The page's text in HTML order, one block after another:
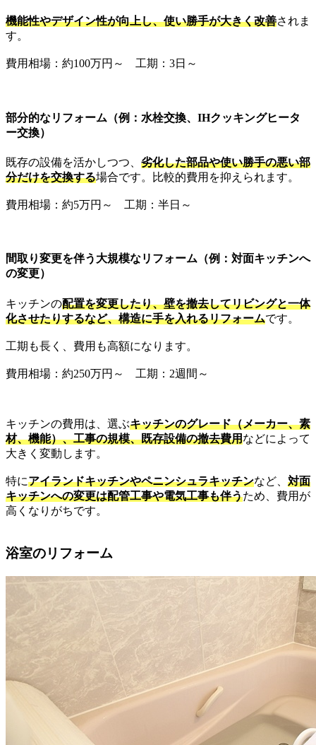
機能性やデザイン性が向上し、使い勝手が大きく改善されま
す。
費用相場：約100万円～ 工期：3日～
部分的なリフォーム（例：水栓交換、IHクッキングヒータ
ー交換）
既存の設備を活かしつつ、 劣化した部品や使い勝手の悪い部
分だけを交換する場合です。比較的費用を抑えられます。
費用相場：約5万円～ 工期：半日～
間取り変更を伴う大規模なリフォーム（例：対面キッチンへ
の変更）
キッチンの配置を変更したり、壁を撤去してリビングと一体
化させたりするなど、構造に手を入れるリフォームです。
工期も長く、費用も高額になります。
費用相場：約250万円～ 工期：2週間～
キッチンの費用は、選ぶキッチンのグレード（メーカー、素
材、機能）、工事の規模、既存設備の撤去費用などによって
大きく変動します。
特にアイランドキッチンやペニンシュラキッチンなど、 対面
キッチンへの変更は配管工事や電気工事も伴うため、費用が
高くなりがちです。
浴室のリフォーム